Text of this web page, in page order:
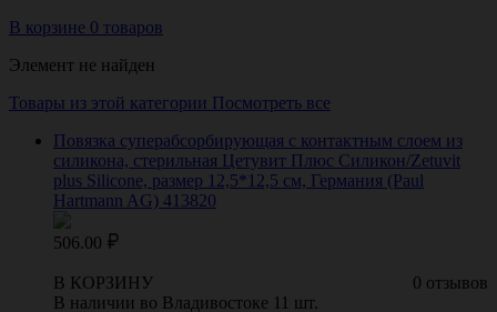
В корзине 0 товаров
Элемент не найден
Товары из этой категории Посмотреть все
Повязка суперабсорбирующая с контактным слоем из
силикона, стерильная Цетувит Плюс Силикон/Zetuvit
plus Silicone, размер 12,5*12,5 см, Германия (Paul
Hartmann AG) 413820
506.00
0 отзывов
В КОРЗИНУ
В наличии во Владивостоке 11 шт.